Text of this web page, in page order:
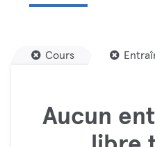
Cours
Aucun